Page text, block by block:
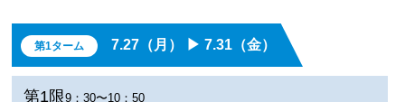
第1ターム 7.27（月） ▶︎ 7.31（金）
第1限9：30〜10：50